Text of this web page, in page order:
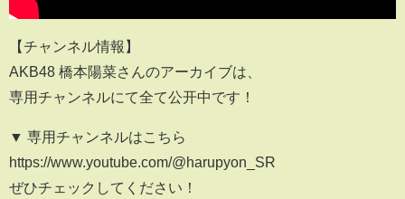
【チャンネル情報】
AKB48 橋本陽菜さんのアーカイブは、
専用チャンネルにて全て公开中です！
▼ 専用チャンネルはこちら
https://www.youtube.com/@harupyon_SR
ぜひチェックしてください！